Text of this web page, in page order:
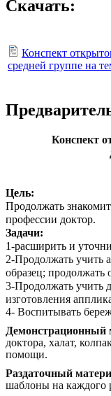
Скачать:
Конспект
средней группе на
Конспект
Цель:
Продолжать
профессии доктор.
Задачи:
1-расширить и
2-Продолжать учить
образец; продолжать
3-Продолжать учить
изготовления
4- Воспитывать
Демонстрационный
доктора, халат,
помощи.
Раздаточный
шаблоны на каждого